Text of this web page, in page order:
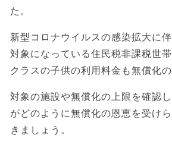
た。
新型コロナウイルスの感染拡大に
対象になっている住民税非課税世
クラスの子供の利用料金も無償化の
対象の施設や無償化の上限を確認
がどのように無償化の恩恵を受け
きましょう。